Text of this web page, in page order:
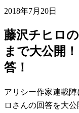
2018年7月20日
藤沢チヒロ
まで大公開
答！
アリシー作家連載
ロさんの回答を大公